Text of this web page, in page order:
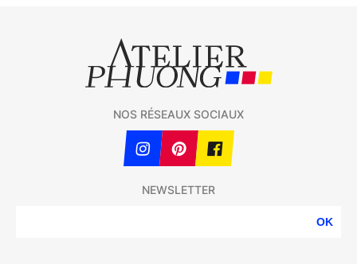
NEWSLETTER
OK
NOS RÉSEAUX SOCIAUX